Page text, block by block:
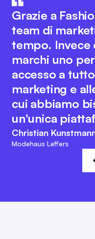
L'integrazione
del nostro
Cloud ha
nostri
disponiamo di
articoli nel
notevolmente
interna e il
Marc Ramelow
Ramelow
Grazie a
team di
tempo. Invece
marchi uno
accesso a
marketing e
cui abbiamo
un'unica
Christian
Modehaus Leffers
del settore IT e
moda. L'idea
della
attori del
processi
il team di
suo carattere
agile. Questo
con le visioni e